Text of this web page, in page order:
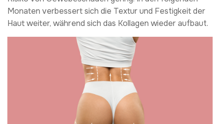
Monaten verbessert sich die Textur und Festigkeit der
Haut weiter, während sich das Kollagen wieder aufbaut.